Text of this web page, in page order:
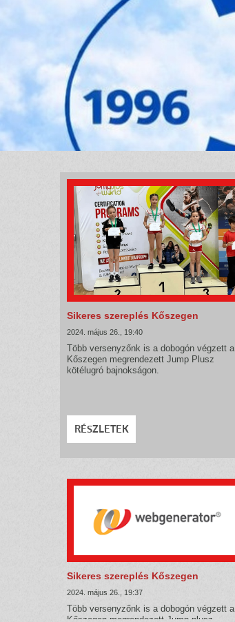
Nagyon menő Manók
2024. július 09., 06:35
A Fővárosi Nagycirkusz Talent válogató
műsorán óriási sikert arattak versenyzőink!
RÉSZLETEK
Sikeres szereplés Kőszegen
2024. május 26., 19:40
Több versenyzőnk is a dobogón végzett a
Kőszegen megrendezett Jump Plusz
kötélugró bajnokságon.
RÉSZLETEK
Sikeres szereplés Kőszegen
2024. május 26., 19:37
Több versenyzőnk is a dobogón végzett a
Kőszegen megrendezett Jump plusz